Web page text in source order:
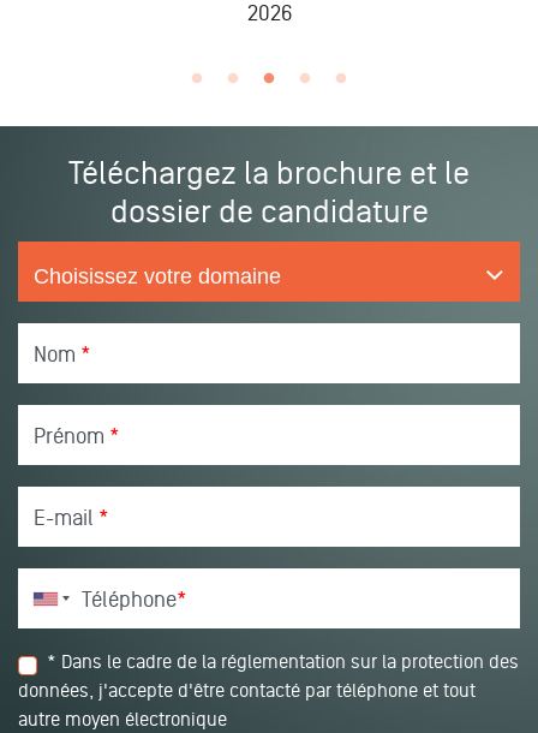
2026
Téléchargez la brochure et le
dossier de candidature
Nom *
Prénom *
E-mail *
Téléphone*
* Dans le cadre de la réglementation sur la protection des
données, j'accepte d'être contacté par téléphone et tout
autre moyen électronique